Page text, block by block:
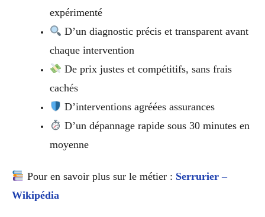
expérimenté
D’un diagnostic précis et transparent avant
chaque intervention
De prix justes et compétitifs, sans frais
cachés
D’interventions agréées assurances
D’un dépannage rapide sous 30 minutes en
moyenne
Pour en savoir plus sur le métier : Serrurier –
Wikipédia